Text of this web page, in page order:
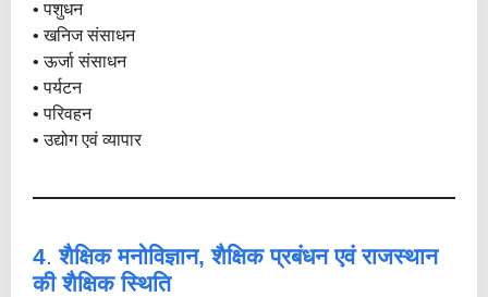
• पशुधन
• खनिज संसाधन
• ऊर्जा संसाधन
• पर्यटन
• परिवहन
• उद्योग एवं व्यापार
4.शैक्षिक मनोविज्ञान, शैक्षिक प्रबंधन एवं राजस्थान
की शैक्षिक स्थिति